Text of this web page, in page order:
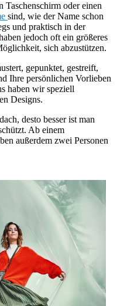
Taschenschirm oder einen
sind, wie der Name schon
und praktisch in der
jedoch oft ein größeres
sich abzustützen.
gepunktet, gestreift,
Ihre persönlichen Vorlieben
haben wir speziell
Designs.
desto besser ist man
Ab einem
außerdem zwei Personen